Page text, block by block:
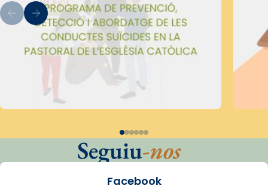
Seguiu-nos
Facebook